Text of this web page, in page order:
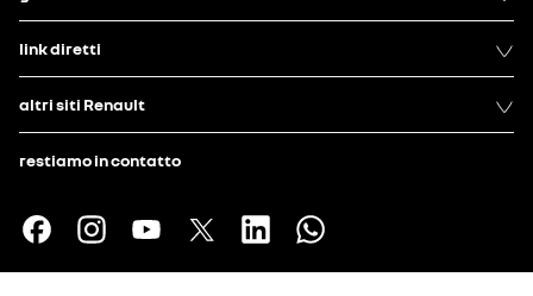
link diretti
altri siti Renault
restiamo in contatto